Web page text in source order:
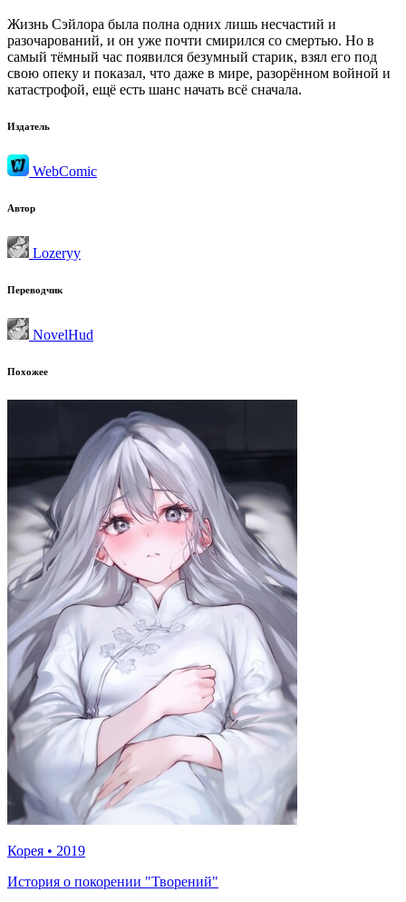
Жизнь Сэйлора была полна одних лишь несчастий и
разочарований, и он уже почти смирился со смертью. Но в
самый тёмный час появился безумный старик, взял его под
свою опеку и показал, что даже в мире, разорённом войной и
катастрофой, ещё есть шанс начать всё сначала.
Издатель
WebComic
Автор
Lozeryy
Переводчик
NovelHud
Похожее
Корея • 2019
История о покорении "Творений"